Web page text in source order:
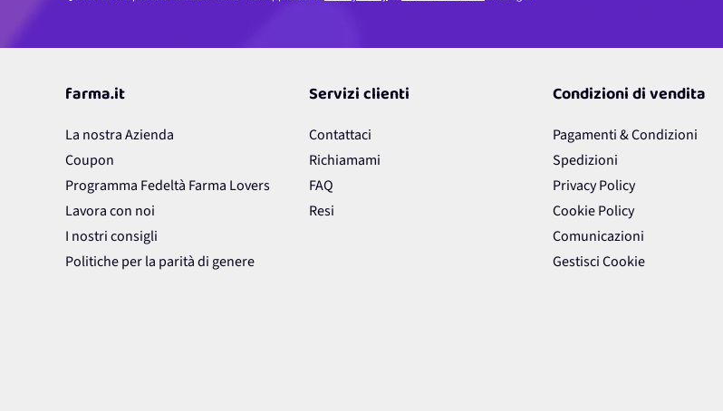
farma.it
La nostra Azienda
Coupon
Programma Fedeltà Farma Lovers
Lavora con noi
I nostri consigli
Politiche per la parità di genere
Servizi clienti
Contattaci
Richiamami
FAQ
Resi
Condizioni di vendita
Pagamenti & Condizioni
Spedizioni
Privacy Policy
Cookie Policy
Comunicazioni
Gestisci Cookie